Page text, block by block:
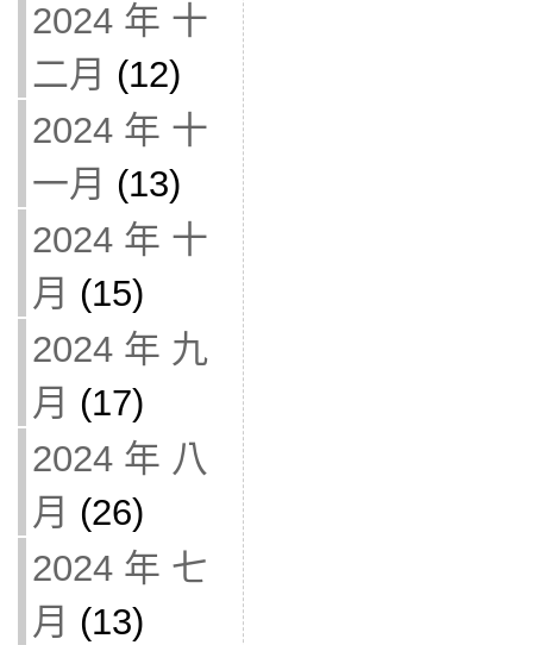
2024 年 十
二月 (12)
2024 年 十
一月 (13)
2024 年 十
月 (15)
2024 年 九
月 (17)
2024 年 八
月 (26)
2024 年 七
月 (13)